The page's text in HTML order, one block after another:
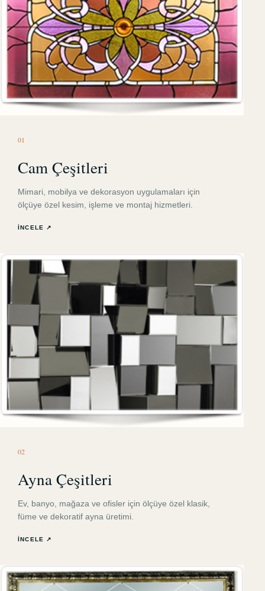
01
Cam Çeşitleri
Mimari, mobilya ve dekorasyon uygulamaları için
ölçüye özel kesim, işleme ve montaj hizmetleri.
İNCELE ↗
02
Ayna Çeşitleri
Ev, banyo, mağaza ve ofisler için ölçüye özel klasik,
füme ve dekoratif ayna üretimi.
İNCELE ↗